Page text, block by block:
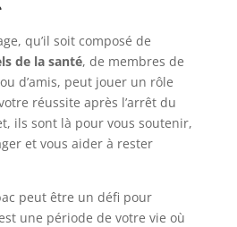
qu’il soit composé de
de la santé, de membres de
d’amis, peut jouer un rôle
réussite après l’arrêt du
ils sont là pour vous soutenir,
et vous aider à rester
peut être un défi pour
une période de votre vie où